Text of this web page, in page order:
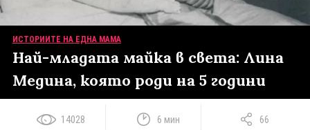
ИСТОРИИТЕ НА ЕДНА МАМА
Най-младата майка в света: Лина
Медина, която роди на 5 години
14028 6 мин 66